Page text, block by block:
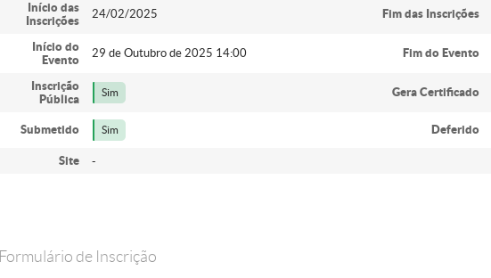
Início das
Inscrições
24/02/2025 Fim das Inscrições
Início do
Evento
29 de Outubro de 2025 14:00 Fim do Evento
Inscrição
Pública
Sim Gera Certificado
Submetido Sim Deferido
Site -
Formulário de Inscrição